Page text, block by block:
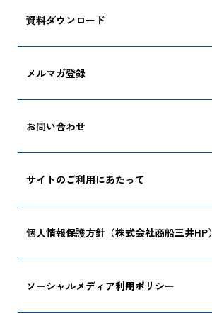
資料ダウンロード
メルマガ登録
お問い合わせ
サイトのご利用にあたって
個人情報保護方針（株式会社商船三井HP）
ソーシャルメディア利用ポリシー